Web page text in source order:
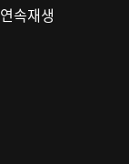
연속재생